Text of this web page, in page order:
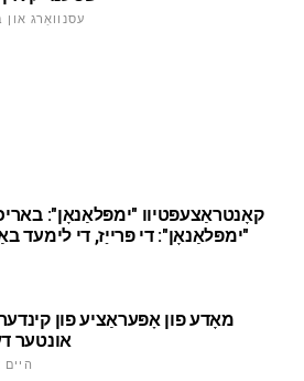
עסנוואַרג און
קאָנטראַצעפּטיוו "ימפּלאַנאָן":
"ימפּלאַנאָן": די פּרייַז, די לימעד
מאָדע פון אָפּעראַציע פון
אונטער